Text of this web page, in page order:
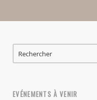
FORMULAIRE DE RECHERCHE
EVÉNEMENTS À VENIR